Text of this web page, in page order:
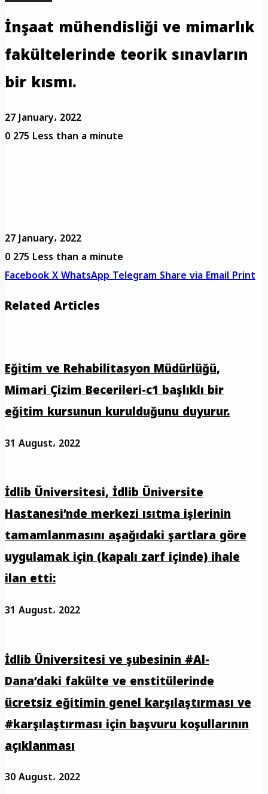
İnşaat mühendisliği ve mimarlık
fakültelerinde teorik sınavların
bir kısmı.
27 January، 2022
0275 Less than a minute
27 January، 2022
0275 Less than a minute
FacebookXWhatsAppTelegramShare via EmailPrint
Related Articles
Eğitim ve Rehabilitasyon Müdürlüğü,
Mimari Çizim Becerileri-c1 başlıklı bir
eğitim kursunun kurulduğunu duyurur.
31 August، 2022
İdlib Üniversitesi, İdlib Üniversite
Hastanesi’nde merkezi ısıtma işlerinin
tamamlanmasını aşağıdaki şartlara göre
uygulamak için (kapalı zarf içinde) ihale
ilan etti:
31 August، 2022
İdlib Üniversitesi ve şubesinin #Al-
Dana’daki fakülte ve enstitülerinde
ücretsiz eğitimin genel karşılaştırması ve
#karşılaştırması için başvuru koşullarının
açıklanması
30 August، 2022